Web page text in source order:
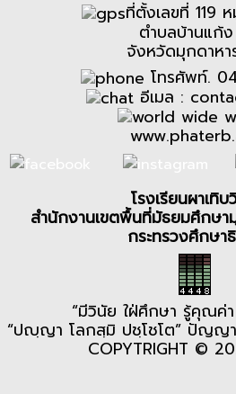
ที่ตั้งเลขที่ 119
ตำบลบ้านแก้ง อำ
จังหวัดมุกดาหา
โทรศัพท์.
อีเมล :
โรงเรียนผาเทิบ
สำนักงานเขตพื้นที่มัธยมศึกษ
กระทรวงศึกษา
“มีวินัย ใฝ่ศึกษา รู้คุณค่
“ปญฺญา โลกสฺมิ ปชฺโชโต” ปัญญา
COPYTRIGHT ©